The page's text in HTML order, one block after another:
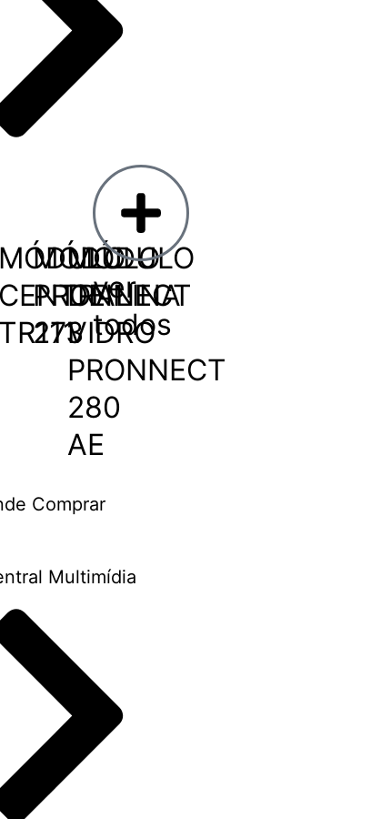
MÓDULO
PRONNECT
273
MÓDULO
DE
VIDRO
PRONNECT
280
AE
ver
todos
Comprar
Multimídia